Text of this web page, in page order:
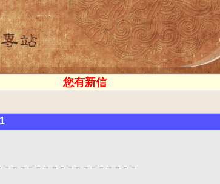
您有新信
－－－－－－－－－－－－－－－－